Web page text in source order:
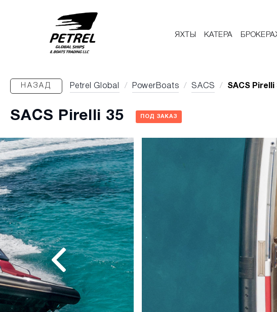
ЯХТЫ КАТЕРА
НАЗАД Petrel Global / PowerBoats / SACS / SACS Pirelli
SACS Pirelli 35 ПОД ЗАКАЗ